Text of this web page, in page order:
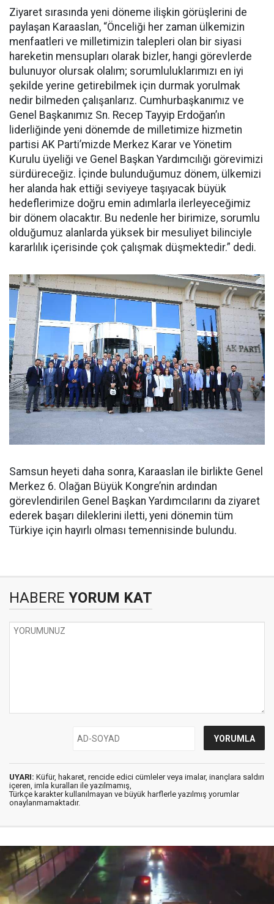
Ziyaret sırasında yeni döneme ilişkin görüşlerini de
paylaşan Karaaslan, “Önceliği her zaman ülkemizin
menfaatleri ve milletimizin talepleri olan bir siyasi
hareketin mensupları olarak bizler, hangi görevlerde
bulunuyor olursak olalım; sorumluluklarımızı en iyi
şekilde yerine getirebilmek için durmak yorulmak
nedir bilmeden çalışanlarız. Cumhurbaşkanımız ve
Genel Başkanımız Sn. Recep Tayyip Erdoğan’ın
liderliğinde yeni dönemde de milletimize hizmetin
partisi AK Parti’mizde Merkez Karar ve Yönetim
Kurulu üyeliği ve Genel Başkan Yardımcılığı görevimizi
sürdüreceğiz. İçinde bulunduğumuz dönem, ülkemizi
her alanda hak ettiği seviyeye taşıyacak büyük
hedeflerimize doğru emin adımlarla ilerleyeceğimiz
bir dönem olacaktır. Bu nedenle her birimize, sorumlu
olduğumuz alanlarda yüksek bir mesuliyet bilinciyle
kararlılık içerisinde çok çalışmak düşmektedir.” dedi.
Samsun heyeti daha sonra, Karaaslan ile birlikte Genel
Merkez 6. Olağan Büyük Kongre’nin ardından
görevlendirilen Genel Başkan Yardımcılarını da ziyaret
ederek başarı dileklerini iletti, yeni dönemin tüm
Türkiye için hayırlı olması temennisinde bulundu.
HABERE YORUM KAT
UYARI: Küfür, hakaret, rencide edici cümleler veya imalar, inançlara saldırı
içeren, imla kuralları ile yazılmamış,
Türkçe karakter kullanılmayan ve büyük harflerle yazılmış yorumlar
onaylanmamaktadır.